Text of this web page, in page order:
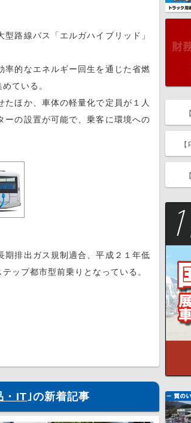
路線バス「エルガハイブリッド」
的なエネルギー回生を通じた省燃
ている。
ほか、車体の軽量化で定員が１人
ーの設置が可能で、乗客に環境への
排出ガス規制適合、平成２１年低
ップ都市型前乗りとなっている。
・IT ｣の新着記事